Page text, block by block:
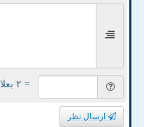
= ۲ بعلاوه ۲
ارسال نظر